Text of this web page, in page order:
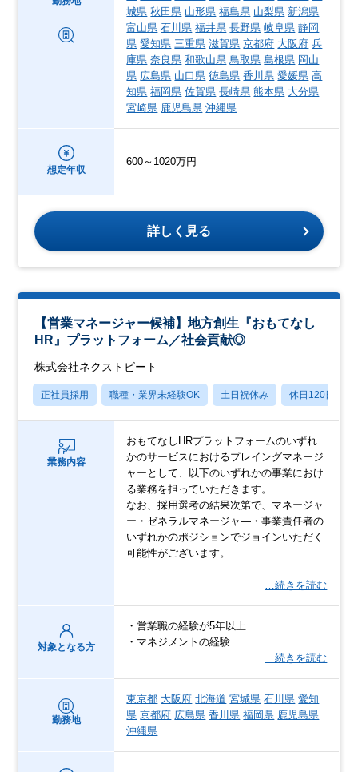
城県 秋田県 山形県 福島県 山梨県 新潟県
富山県 石川県 福井県 長野県 岐阜県 静岡
県 愛知県 三重県 滋賀県 京都府 大阪府 兵
庫県 奈良県 和歌山県 鳥取県 島根県 岡山
県 広島県 山口県 徳島県 香川県 愛媛県 高
知県 福岡県 佐賀県 長崎県 熊本県 大分県
宮崎県 鹿児島県 沖縄県
想定年収
600～1020万円
詳しく見る
【営業マネージャー候補】地方創生『おもてなし
HR』プラットフォーム／社会貢献◎
株式会社ネクストビート
正社員採用 職種・業界未経験OK 土日祝休み 休日120日以上
業務内容
おもてなしHRプラットフォームのいずれ
かのサービスにおけるプレイングマネージ
ャーとして、以下のいずれかの事業におけ
る業務を担っていただきます。
なお、採用選考の結果次第で、マネージャ
ー・ゼネラルマネージャ―・事業責任者の
いずれかのポジションでジョインいただく
可能性がございます。
…続きを読む
対象となる方
・営業職の経験が5年以上
・マネジメントの経験
…続きを読む
勤務地
東京都 大阪府 北海道 宮城県 石川県 愛知
県 京都府 広島県 香川県 福岡県 鹿児島県
沖縄県